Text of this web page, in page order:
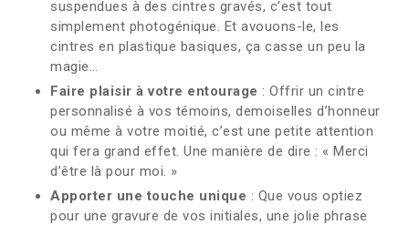
suspendues à des cintres gravés, c’est tout
simplement photogénique. Et avouons-le, les
cintres en plastique basiques, ça casse un peu la
magie…
Faire plaisir à votre entourage : Offrir un cintre
personnalisé à vos témoins, demoiselles d’honneur
ou même à votre moitié, c’est une petite attention
qui fera grand effet. Une manière de dire : « Merci
d’être là pour moi. »
Apporter une touche unique : Que vous optiez
pour une gravure de vos initiales, une jolie phrase